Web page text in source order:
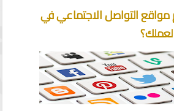
التواصل الاجتماعي في